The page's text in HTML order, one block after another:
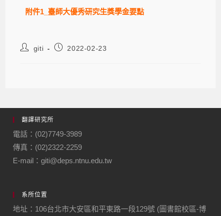
附件1_臺師大優秀研究生獎學金要點
giti 2022-02-23
翻譯研究所
電話：(02)7749-3989
傳真：(02)2322-2259
E-mail：giti@deps.ntnu.edu.tw
系所位置
地址：106台北市大安區和平東路一段129號 (圖書館校區-博